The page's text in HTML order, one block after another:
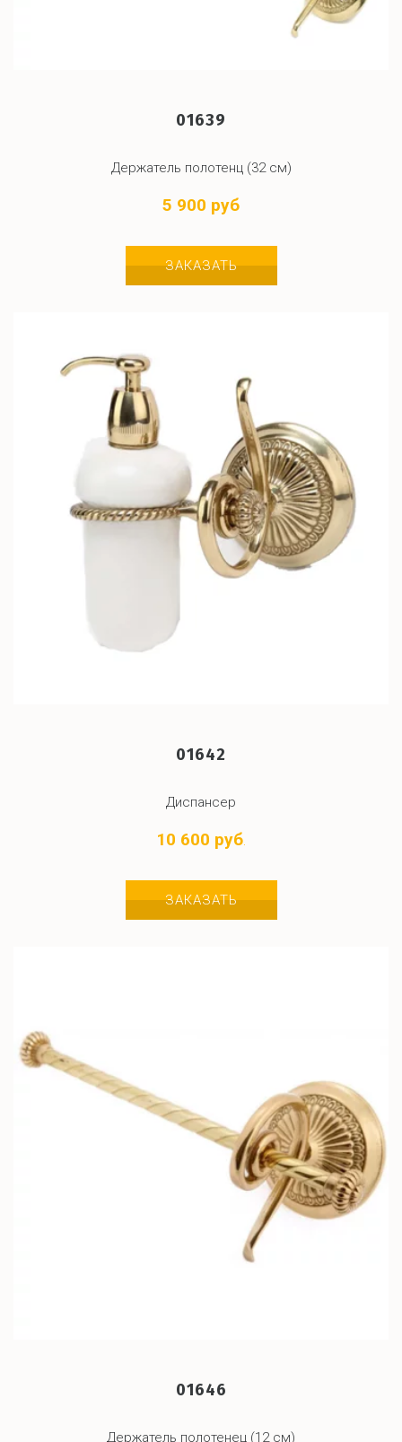
01639
Держатель полотенц (32 см)
5 900 руб
ЗАКАЗАТЬ
01642
Диспансер
10 600 руб.
ЗАКАЗАТЬ
01646
Держатель полотенец (12 см)